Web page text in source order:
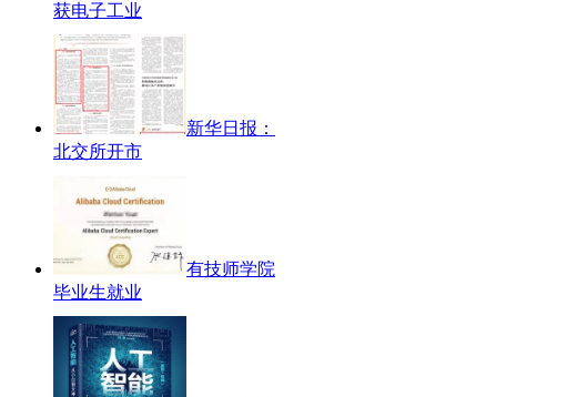
获电子工业
新华日报：
北交所开市
有技师学院
毕业生就业